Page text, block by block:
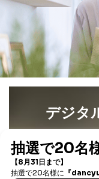
デジタ
書籍